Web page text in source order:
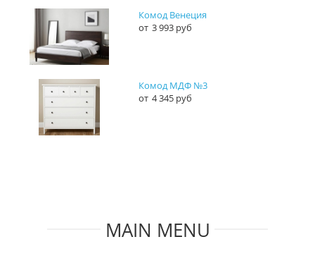
Комод Венеция
3 993 руб
Комод МДФ №3
4 345 руб
MAIN MENU